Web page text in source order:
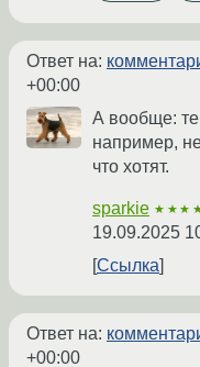
Ответ на:
+00:00
А вообще:
например,
что хотят.
sparkie
19.09.2025
Ссылка
Ответ на:
+00:00